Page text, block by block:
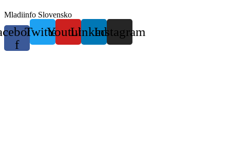
Mladiinfo Slovensko
f
TwitterYoutubeLinkedinInstagram